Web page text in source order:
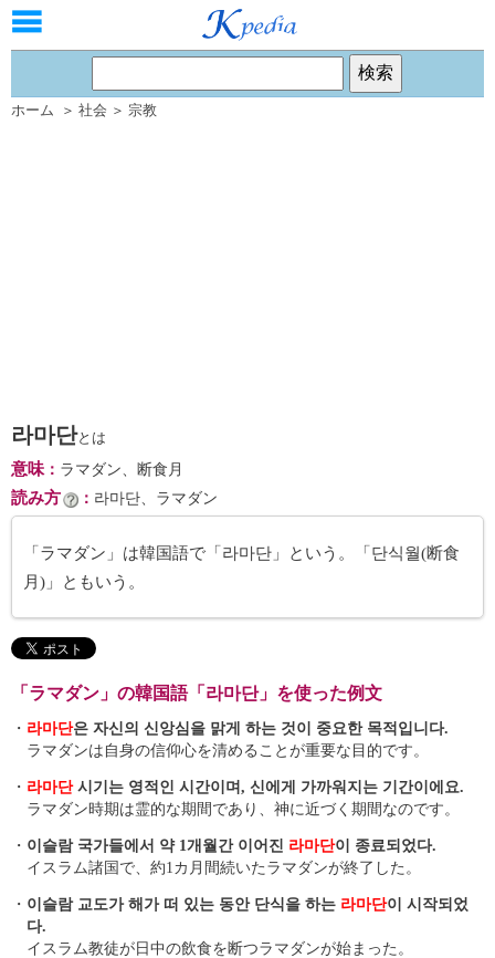
ホーム ＞ 社会 ＞ 宗教
라마단とは
意味： ラマダン、断食月
読み方 ： 라마단、ラマダン
「ラマダン」は韓国語で「라마단」という。「단식월(断食
月)」ともいう。
「ラマダン」の韓国語「라마단」を使った例文
・ 라마단은 자신의 신앙심을 맑게 하는 것이 중요한 목적입니다.
ラマダンは自身の信仰心を清めることが重要な目的です。
・ 라마단시기는 영적인 시간이며, 신에게 가까워지는 기간이에요.
ラマダン時期は霊的な期間であり、神に近づく期間なのです。
・ 이슬람 국가들에서 약 1개월간 이어진 라마단이 종료되었다.
イスラム諸国で、約1カ月間続いたラマダンが終了した。
・ 이슬람 교도가 해가 떠 있는 동안 단식을 하는 라마단이 시작되었
다.
イスラム教徒が日中の飲食を断つラマダンが始まった。